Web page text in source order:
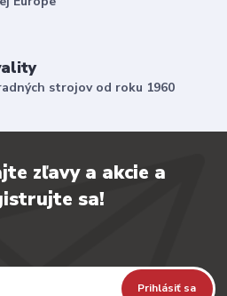
strojov od roku 1960
zľavy a akcie a
sa!
Prihlásiť sa